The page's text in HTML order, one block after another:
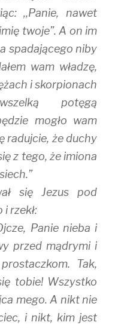
,,Panie, nawet
twoje”. A on im
spadającego niby
wam władzę,
i skorpionach
potęgą
mogło wam
radujcie, że duchy
z tego, że imiona
się Jezus pod
rzekł:
Panie nieba i
przed mądrymi i
Tak,
tobie! Wszystko
mego. A nikt nie
i nikt, kim jest